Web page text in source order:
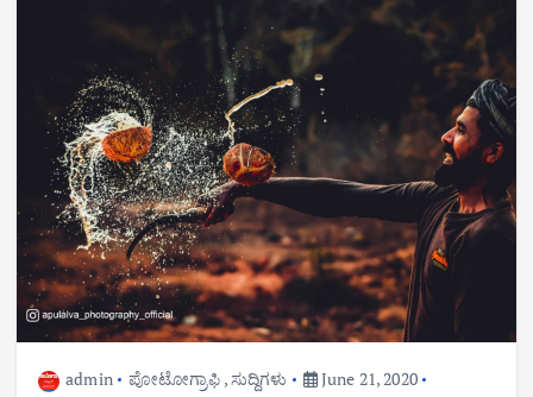
admin ಪೋಟೋಗ್ರಾಫಿ ,ಸುದ್ದಿಗಳು
June 21, 2020